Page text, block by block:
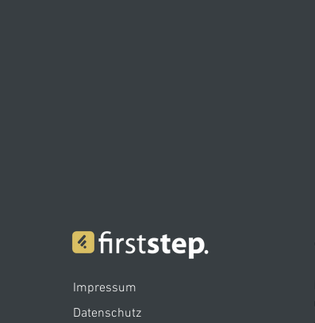
Impressum
Datenschutz